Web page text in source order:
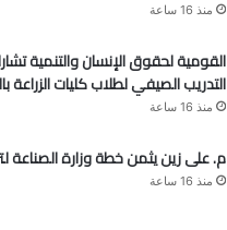
منذ 16 ساعة
القومية لحقوق الإنسان والتنمية
التدريب الصيفي لطلاب كليات الزراعة
منذ 16 ساعة
م. على زين يثمن خطة وزارة الصناعة
منذ 16 ساعة